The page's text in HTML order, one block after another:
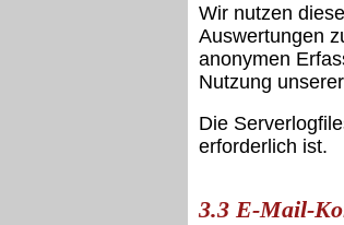
Wir nutzen
Auswertungen
anonymen
Nutzung
Die
erforderlich ist.
3.3 E-Mail-